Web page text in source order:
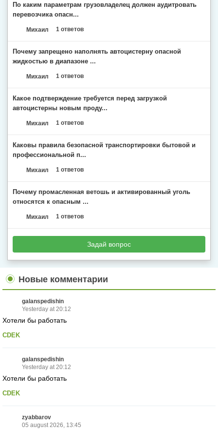
По каким параметрам грузовладелец должен аудитровать
перевозчика опасн...
Михаил 1 ответов
Почему запрещено наполнять автоцистерну опасной
жидкостью в диапазоне ...
Михаил 1 ответов
Какое подтверждение требуется перед загрузкой
автоцистерны новым проду...
Михаил 1 ответов
Каковы правила безопасной транспортировки бытовой и
профессиональной п...
Михаил 1 ответов
Почему промасленная ветошь и активированный уголь
относятся к опасным ...
Михаил 1 ответов
Задай вопрос
Новые комментарии
galanspedishin
Yesterday at 20:12
Хотели бы работать
CDEK
galanspedishin
Yesterday at 20:12
Хотели бы работать
CDEK
zyabbarov
05 august 2026, 13:45